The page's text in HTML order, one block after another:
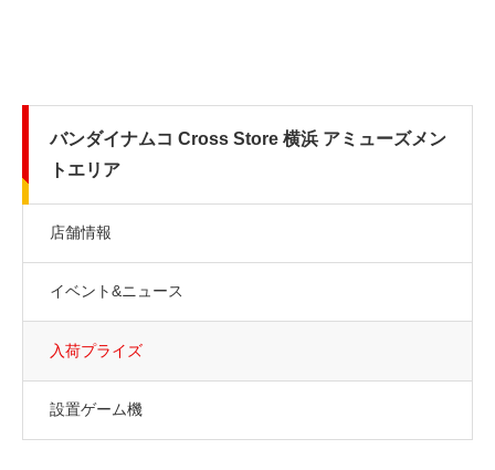
バンダイナムコ Cross Store 横浜 アミューズメン
トエリア
店舗情報
イベント&ニュース
入荷プライズ
設置ゲーム機